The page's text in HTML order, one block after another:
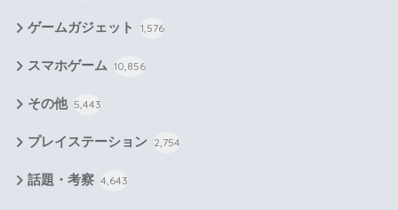
ゲームガジェット 1,576
スマホゲーム 10,856
その他 5,443
プレイステーション 2,754
話題・考察 4,643